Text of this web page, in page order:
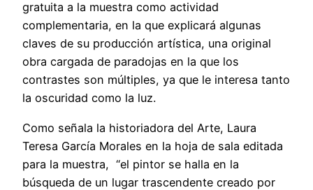
gratuita a la muestra como actividad
complementaria, en la que explicará algunas
claves de su producción artística, una original
obra cargada de paradojas en la que los
contrastes son múltiples, ya que le interesa tanto
la oscuridad como la luz.
Como señala la historiadora del Arte, Laura
Teresa García Morales en la hoja de sala editada
para la muestra, “el pintor se halla en la
búsqueda de un lugar trascendente creado por